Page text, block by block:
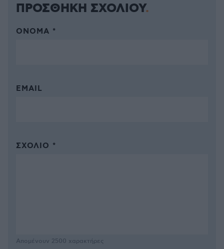
ΠΡΟΣΘΗΚΗ ΣΧΟΛΙΟΥ
ΌΝΟΜΑ *
EMAIL
ΣΧΌΛΙΟ *
Απομένουν 2500 χαρακτήρες